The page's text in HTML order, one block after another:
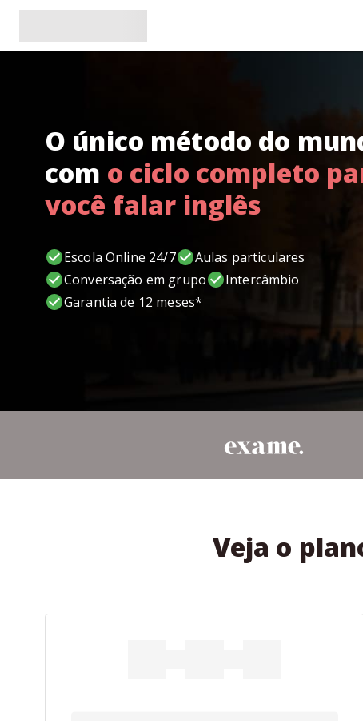
O único método do
com o ciclo completo
você falar inglês
Escola Online 24/7
Aulas particulares
Conversação em grupo
Intercâmbio
Garantia de 12 meses*
Veja o